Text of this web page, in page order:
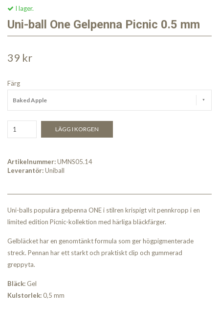
I lager.
Uni-ball One Gelpenna Picnic 0.5 mm
39 kr
Färg
Baked Apple
LÄGG I KORGEN
Artikelnummer:UMNS05.14
Leverantör:Uniball
Uni-balls populära gelpenna ONE i stilren krispigt vit pennkropp i en
limited edition Picnic-kollektion med härliga bläckfärger.
Gelbläcket har en genomtänkt formula som ger högpigmenterade
streck. Pennan har ett starkt och praktiskt clip och gummerad
greppyta.
Bläck: Gel
Kulstorlek:0,5 mm